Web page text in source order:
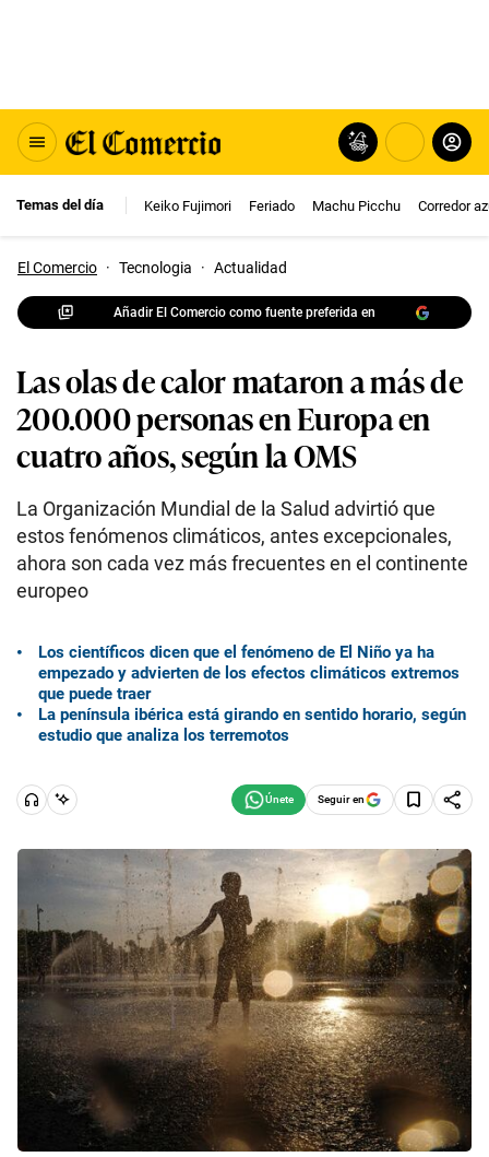
Temas del día Keiko Fujimori Feriado Machu Picchu Corredor
El Comercio · Tecnologia · Actualidad
Añadir El Comercio como fuente preferida en
Las olas de calor mataron a más de
200.000 personas en Europa en
cuatro años, según la OMS
La Organización Mundial de la Salud advirtió que
estos fenómenos climáticos, antes excepcionales,
ahora son cada vez más frecuentes en el continente
europeo
Los científicos dicen que el fenómeno de El Niño ya ha
empezado y advierten de los efectos climáticos extremos
que puede traer
La península ibérica está girando en sentido horario, según
estudio que analiza los terremotos
Seguir en